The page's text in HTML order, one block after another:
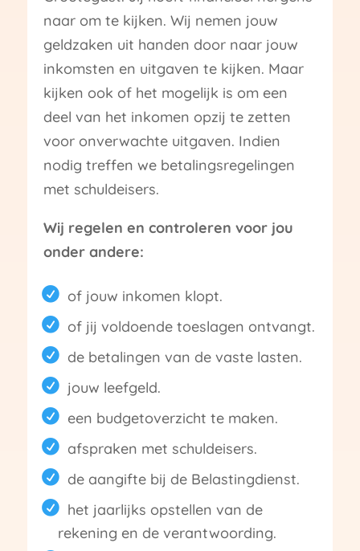
naar om te kijken. Wij nemen jouw
geldzaken uit handen door naar jouw
inkomsten en uitgaven te kijken. Maar
kijken ook of het mogelijk is om een
deel van het inkomen opzij te zetten
voor onverwachte uitgaven. Indien
nodig treffen we betalingsregelingen
met schuldeisers.
Wij regelen en controleren voor jou
onder andere:
of jouw inkomen klopt.
of jij voldoende toeslagen ontvangt.
de betalingen van de vaste lasten.
jouw leefgeld.
een budgetoverzicht te maken.
afspraken met schuldeisers.
de aangifte bij de Belastingdienst.
het jaarlijks opstellen van de
rekening en de verantwoording.